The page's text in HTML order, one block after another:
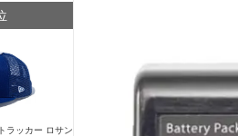
ラッカー ロサン